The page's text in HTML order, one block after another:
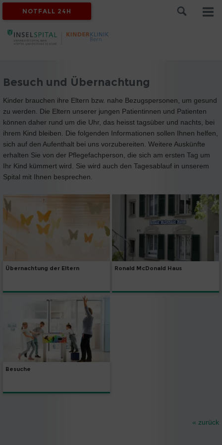
NOTFALL 24H
Besuch und Übernachtung
Kinder brauchen ihre Eltern bzw. nahe Bezugspersonen, um gesund
zu werden. Die Eltern unserer jungen Patientinnen und Patienten
können daher rund um die Uhr, das heisst tagsüber und nachts, bei
ihrem Kind bleiben. Die folgenden Informationen sollen Ihnen helfen,
sich auf den Aufenthalt bei uns vorzubereiten. Weitere Auskünfte
erhalten Sie von der Pflegefachperson, die sich am ersten Tag um
Ihr Kind kümmert wird. Sie wird auch den Tagesablauf in unserem
Spital mit Ihnen besprechen.
Übernachtung der Eltern Ronald McDonald Haus
Besuche
« zurück